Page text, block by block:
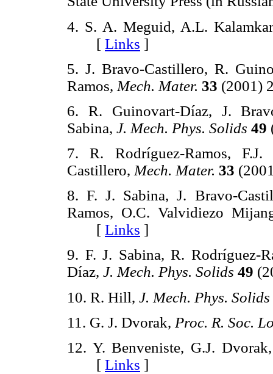
4. S. A. Meguid, A.L.
[ Links ]
5. J. Bravo-Castillero, R.
Ramos, Mech. Mater. 33
6. R. Guinovart-Díaz, J.
Sabina, J. Mech. Phys. Solids 49
7. R. Rodríguez-Ramos,
Castillero, Mech. Mater. 33
8. F. J. Sabina, J. Bravo-
Ramos, O.C. Valvidiezo
[ Links ]
9. F. J. Sabina, R. Rodríguez-
Díaz, J. Mech. Phys. Solids 49
10. R. Hill, J. Mech. Phys. Solids
11. G. J. Dvorak, Proc. R. Soc.
12. Y. Benveniste, G.J.
[ Links ]